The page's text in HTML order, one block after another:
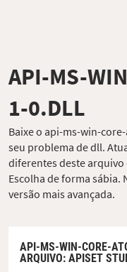
API-MS-
1-0.DLL
Baixe o api-ms-win-
seu problema de dll.
diferentes deste
Escolha de forma sábia.
versão mais avançada.
API-MS-WIN-CORE-
ARQUIVO: APISET